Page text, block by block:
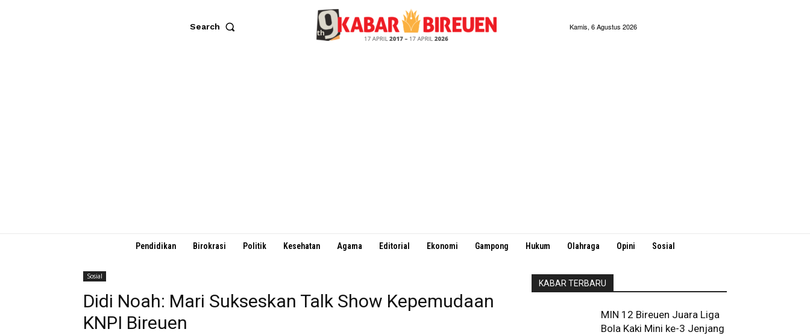
Search Kamis, 6 Agustus 2026
Pendidikan Birokrasi Politik Kesehatan Agama Editorial Ekonomi Gampong Hukum Olahraga Opini Sosial
Sosial
Didi Noah: Mari Sukseskan Talk Show Kepemudaan
KNPI Bireuen
KABAR TERBARU
MIN 12 Bireuen Juara Liga
Bola Kaki Mini ke-3 Jenjang